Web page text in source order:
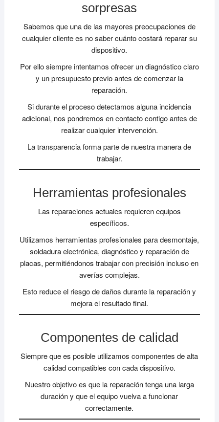
sorpresas
Sabemos que una de las mayores preocupaciones de
cualquier cliente es no saber cuánto costará reparar su
dispositivo.
Por ello siempre intentamos ofrecer un diagnóstico claro
y un presupuesto previo antes de comenzar la
reparación.
Si durante el proceso detectamos alguna incidencia
adicional, nos pondremos en contacto contigo antes de
realizar cualquier intervención.
La transparencia forma parte de nuestra manera de
trabajar.
Herramientas profesionales
Las reparaciones actuales requieren equipos
específicos.
Utilizamos herramientas profesionales para desmontaje,
soldadura electrónica, diagnóstico y reparación de
placas, permitiéndonos trabajar con precisión incluso en
averías complejas.
Esto reduce el riesgo de daños durante la reparación y
mejora el resultado final.
Componentes de calidad
Siempre que es posible utilizamos componentes de alta
calidad compatibles con cada dispositivo.
Nuestro objetivo es que la reparación tenga una larga
duración y que el equipo vuelva a funcionar
correctamente.